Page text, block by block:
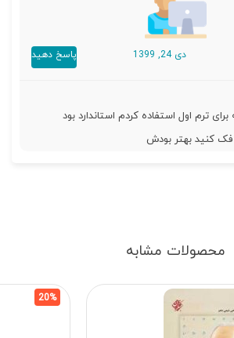
دی 24, 1399 پاسخ دهید
ترم اول استفاده کردم استاندارد بود
کنید بهتر بودش
محصولات مشابه
20%